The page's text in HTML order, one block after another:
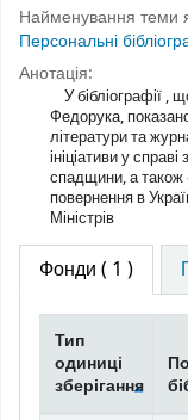
Найменування теми
Персональні
Анотація:
У бібліографії ,
Федорука,
літератури та
ініціативи у
спадщини, а також
повернення в
Міністрів
Фонди ( 1 )
Тип
одиниці
зберігання